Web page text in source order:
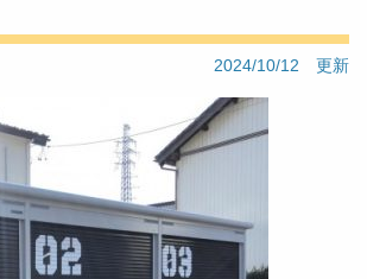
2024/10/12 更新